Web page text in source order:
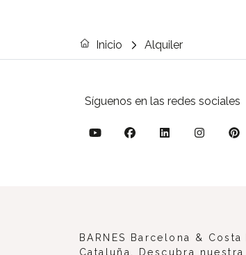
Inicio Alquiler
Síguenos en las redes sociales
BARNES Barcelona &
Cataluña. Descubra